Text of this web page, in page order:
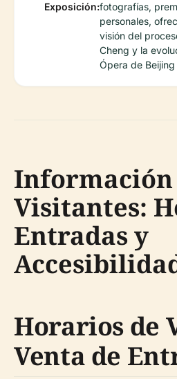
Exposición:fotografías,
personales,
visión del
Cheng y la
Ópera de Beijing
Visitantes:
Entradas y
Horarios de
Venta de